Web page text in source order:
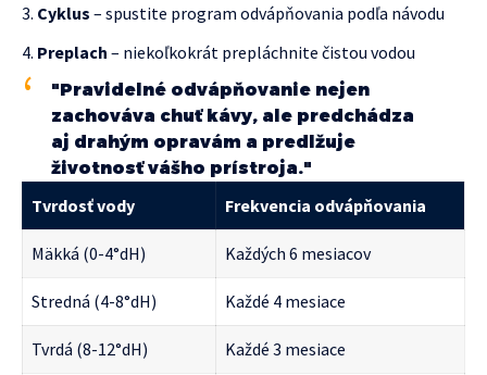
Cyklus – spustite program odvápňovania podľa návodu
Preplach – niekoľkokrát prepláchnite čistou vodou
"Pravidelné odvápňovanie nejen
zachováva chuť kávy, ale predchádza
aj drahým opravám a predlžuje
životnosť vášho prístroja."
Tvrdosť vody Frekvencia odvápňovania
Mäkká (0-4°dH) Každých 6 mesiacov
Stredná (4-8°dH) Každé 4 mesiace
Tvrdá (8-12°dH) Každé 3 mesiace